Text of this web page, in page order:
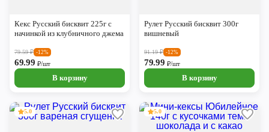
Кекс Русский бисквит 225г с
начинкой из клубничного джема
79.59₽ -12%
69.99₽/шт
В корзину
Рулет Русский бисквит 300г
вишневый
91.19₽ -12%
79.99₽/шт
В корзину
5.0 5.0